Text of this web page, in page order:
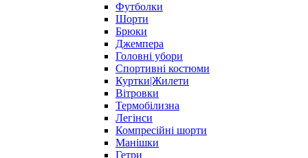
Футболки
Шорти
Брюки
Джемпера
Головні убори
Спортивні костюми
Куртки|Жилети
Вітровки
Термобілизна
Легінси
Компресійні шорти
Манішки
Гетри